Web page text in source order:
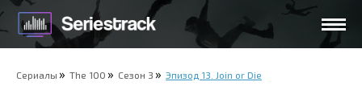
Сериалы The 100 Сезон 3 Эпизод 13. Join or Die